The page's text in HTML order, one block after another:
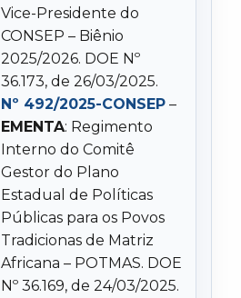
Vice-Presidente do
CONSEP – Biênio
2025/2026. DOE Nº
36.173, de 26/03/2025.
Nº 492/2025-CONSEP –
EMENTA: Regimento
Interno do Comitê
Gestor do Plano
Estadual de Políticas
Públicas para os Povos
Tradicionas de Matriz
Africana – POTMAS. DOE
Nº 36.169, de 24/03/2025.